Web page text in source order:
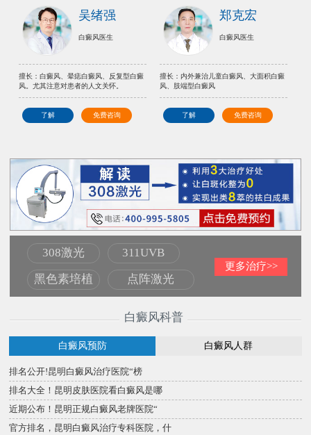
吴绪强
白癜风医生
擅长：白癜风、晕痣白癜风、反复型白癜
风。尤其注意对患者的人文关怀。
了解 免费咨询
郑克宏
白癜风医生
擅长：内外兼治儿童白癜风、大面积白癜
风、肢端型白癜风
了解 免费咨询
308激光
311UVB
黑色素培植
点阵激光
更多治疗>>
白癜风科普
白癜风预防 白癜风人群
排名公开!昆明白癜风治疗医院“榜
排名大全！昆明皮肤医院看白癜风是哪
近期公布！昆明正规白癜风老牌医院“
官方排名，昆明白癜风治疗专科医院，什